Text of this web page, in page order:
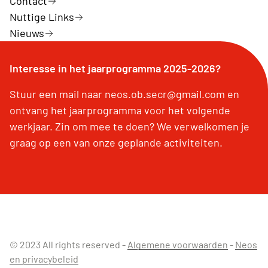
Nuttige Links
Nieuws
Interesse in het jaarprogramma 2025-2026?
Stuur een mail naar neos.ob.secr@gmail.com en
ontvang het jaarprogramma voor het volgende
werkjaar. Zin om mee te doen? We verwelkomen je
graag op een van onze geplande activiteiten.
© 2023 All rights reserved - Algemene voorwaarden - Neos
en privacybeleid